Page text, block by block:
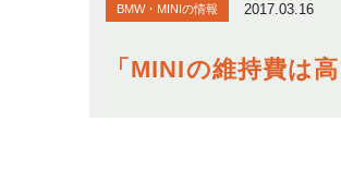
BMW・MINIの情報 2017.03.16
「MINIの維持費は